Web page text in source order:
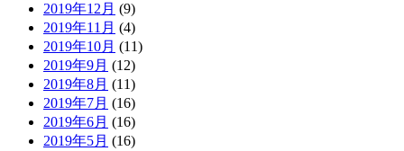
2019年12月 (9)
2019年11月 (4)
2019年10月 (11)
2019年9月 (12)
2019年8月 (11)
2019年7月 (16)
2019年6月 (16)
2019年5月 (16)